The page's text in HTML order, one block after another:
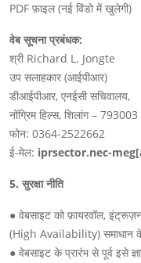
PDF फ़ाइल (नई विंडो में खुलेगी)
वेब सूचना प्रबंधक:
श्री Richard L. Jongte
उप सलाहकार (आईपीआर)
डीआईपीआर, एनईसी सचिवालय,
नोंग्रिम हिल्स, शिलांग – 793003
फोन: 0364-2522662
ई-मेल: iprsector.nec-
5. सुरक्षा नीति
● वेबसाइट को फ़ायरवॉल,
(High Availability) समाधान के
● वेबसाइट के प्रारंभ से पूर्व इसे